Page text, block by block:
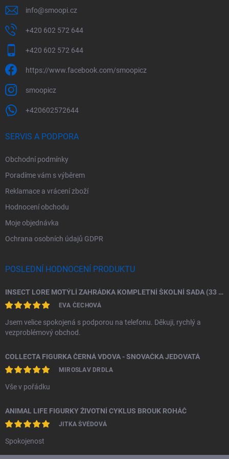
info@smoopi.cz
+420 602 572 644
+420 602 572 644
https://www.facebook.com/smoopicz
smoopicz
+420602572644
SERVIS A PODPORA
Obchodní podmínky
Poradíme vám s výběrem
Reklamace a vrácení zboží
Hodnocení obchodu
Moje objednávka
Ochrana osobních údajů GDPR
POSLEDNÍ HODNOCENÍ PRODUKTU
INSECT LORE MOTÝLÍ ZAHRÁDKA KOMPLETNÍ ŠKOLNÍ SADA (33 HOUSENEK)
EVA ČECHOVÁ
Jsem velice spokojená s podporou na telefonu. Děkuji, rychlý a
vezproblémový obchod.
COLLECTA FIGURKA ČERNÁ VDOVA - SNOVAČKA JEDOVATÁ
MIROSLAV DRDLA
Vše v pořádku
ANIMAL LIFE FIGURKY ŽIVOTNÍ CYKLUS BROUK ROHÁČ
JITKA ŠVÉDOVÁ
Spokojenost